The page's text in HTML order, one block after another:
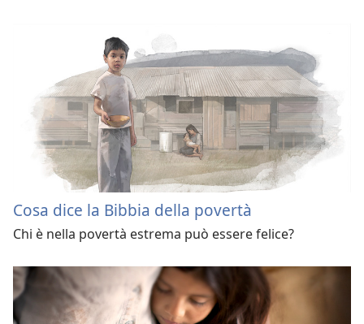
Cosa dice la Bibbia della povertà
Chi è nella povertà estrema può essere felice?